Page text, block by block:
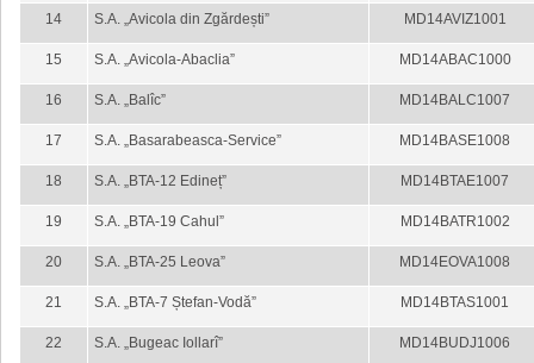
14
S.A. „Avicola din Zgărdești” MD14AVIZ1001
15 S.A. „Avicola-Abaclia” MD14ABAC1000
16 S.A. „Balîc” MD14BALC1007
17 S.A. „Basarabeasca-Service” MD14BASE1008
18 S.A. „BTA-12 Edineț” MD14BTAE1007
19 S.A. „BTA-19 Cahul” MD14BATR1002
20 S.A. „BTA-25 Leova” MD14EOVA1008
21 S.A. „BTA-7 Ștefan-Vodă” MD14BTAS1001
22 S.A. „Bugeac Iollarî” MD14BUDJ1006